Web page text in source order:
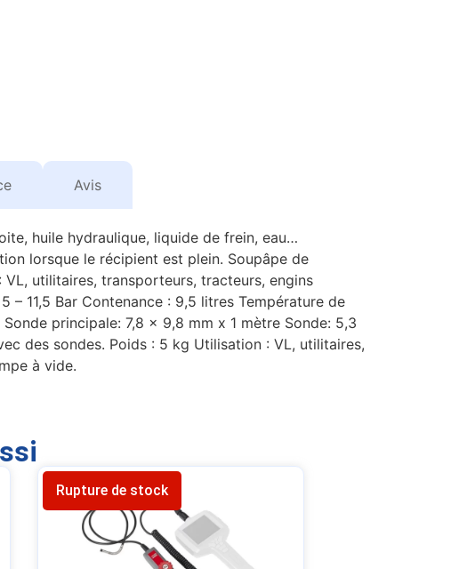
Avis
huile hydraulique, liquide de frein, eau…
lorsque le récipient est plein. Soupâpe de
VL, utilitaires, transporteurs, tracteurs, engins
11,5 Bar Contenance : 9,5 litres Température de
principale: 7,8 x 9,8 mm x 1 mètre Sonde: 5,3
des sondes. Poids : 5 kg Utilisation : VL, utilitaires,
à vide.
Rupture de stock